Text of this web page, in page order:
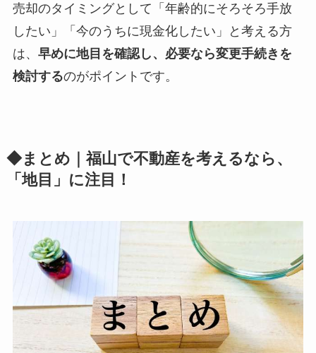
売却のタイミングとして「年齢的にそろそろ手放
したい」「今のうちに現金化したい」と考える方
は、 早めに地目を確認し、必要なら変更手続きを
検討するのがポイントです。
◆まとめ｜福山で不動産を考えるなら、
「地目」に注目！